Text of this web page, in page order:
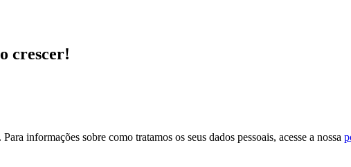
crescer!
informações sobre como tratamos os seus dados pessoais, acesse a nossa